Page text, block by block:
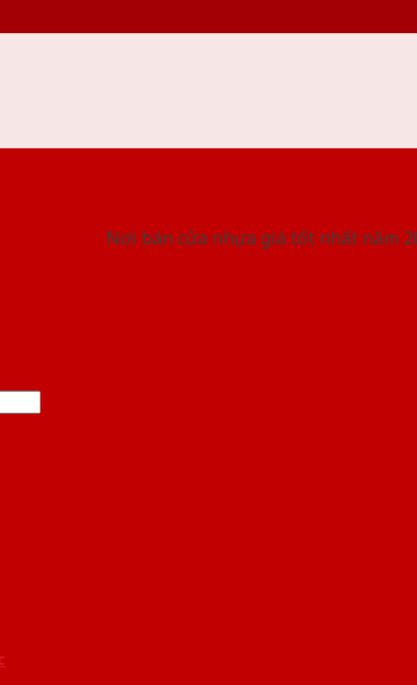
Nơi bán cửa nhựa giá tốt nhất năm